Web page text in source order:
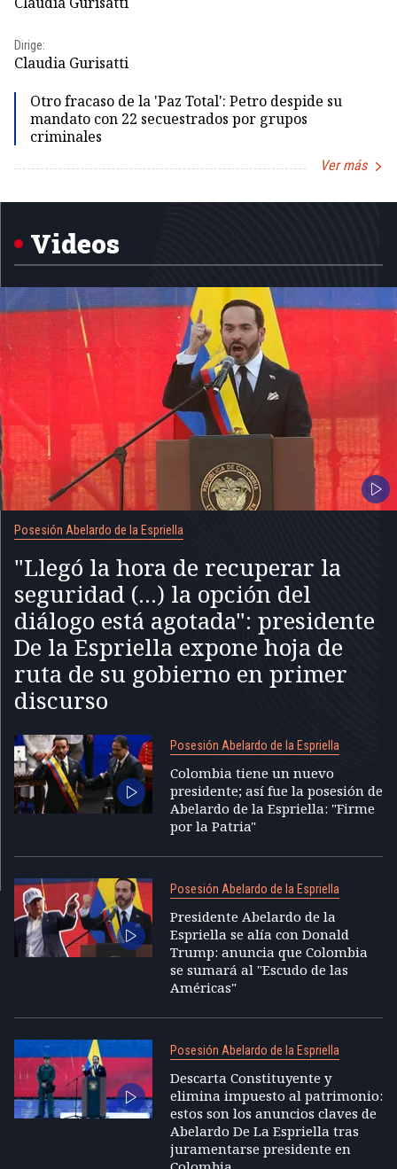
Dirige:
Claudia Gurisatti
Otro fracaso de la 'Paz Total': Petro despide su
mandato con 22 secuestrados por grupos
criminales
Ver más
1
Videos
Posesión Abelardo de la Espriella
"Llegó la hora de recuperar la
seguridad (...) la opción del
diálogo está agotada": presidente
De la Espriella expone hoja de
ruta de su gobierno en primer
discurso
Posesión Abelardo de la Espriella
Colombia tiene un nuevo
presidente; así fue la posesión de
Abelardo de la Espriella: "Firme
por la Patria"
Posesión Abelardo de la Espriella
Presidente Abelardo de la
Espriella se alía con Donald
Trump: anuncia que Colombia
se sumará al "Escudo de las
Américas"
Posesión Abelardo de la Espriella
Descarta Constituyente y
elimina impuesto al patrimonio:
estos son los anuncios claves de
Abelardo De La Espriella tras
juramentarse presidente en